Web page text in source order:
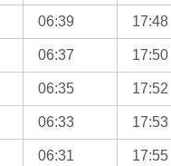
06:39 17:48
06:37 17:50
06:35 17:52
06:33 17:53
06:31 17:55